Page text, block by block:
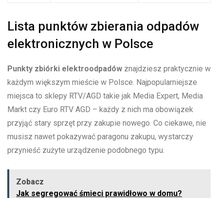
Lista punktów zbierania odpadów⁤
elektronicznych ‍w Polsce
Punkty zbiórki ⁤elektroodpadów znajdziesz praktycznie w
każdym​ większym mieście w ‌Polsce. Najpopularniejsze
miejsca to sklepy RTV/AGD takie jak Media Expert, Media
Markt czy Euro RTV AGD – ‌każdy z nich ma obowiązek
przyjąć stary sprzęt⁤ przy zakupie nowego. Co ciekawe, nie
musisz nawet pokazywać​ paragonu zakupu, wystarczy
przynieść zużyte urządzenie podobnego typu.
Zobacz
Jak segregować śmieci prawidłowo w domu?